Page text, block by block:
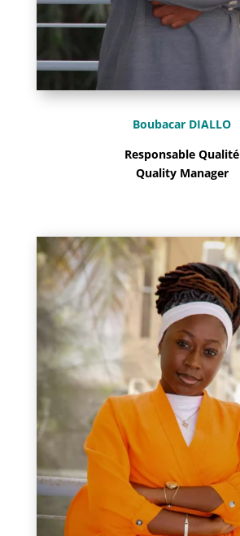
Boubacar DIALLO
Responsable Qualité
Quality Manager